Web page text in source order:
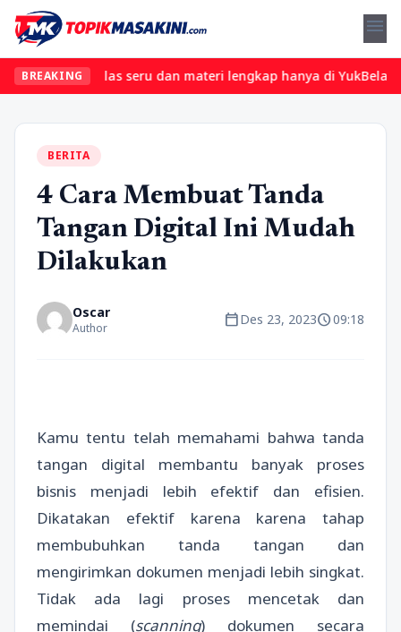
menu
BREAKINGkelas seru dan materi lengkap hanya di
BERITA
4 Cara Membuat Tanda
Tangan Digital Ini Mudah
Dilakukan
Oscar
Author calendar_todayDes 23, 2023schedule09:18
Kamu tentu telah memahami bahwa tanda
tangan digital membantu banyak proses
bisnis menjadi lebih efektif dan efisien.
Dikatakan efektif karena karena tahap
membubuhkan tanda tangan dan
mengirimkan dokumen menjadi lebih singkat.
Tidak ada lagi proses mencetak dan
memindai (scanning) dokumen secara